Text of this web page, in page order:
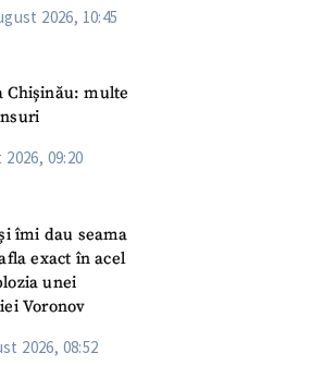
2026, 10:45
Chișinău: multe
09:20
îmi dau seama
exact în acel
unei
Voronov
2026, 08:52